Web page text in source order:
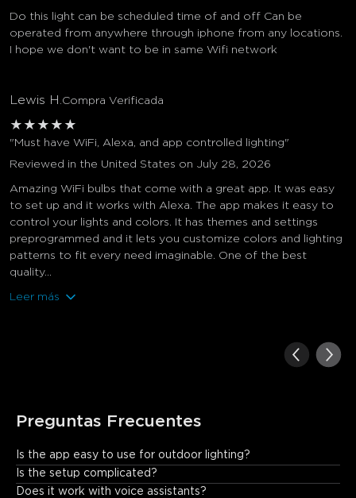
Do this light can be scheduled time of and off Can be
operated from anywhere through iphone from any locations.
I hope we don't want to be in same Wifi network
Lewis H. Compra Verificada
★ ★ ★ ★ ★
"Must have WiFi, Alexa, and app controlled lighting"
Reviewed in the United States on July 28, 2026
Amazing WiFi bulbs that come with a great app. It was easy
to set up and it works with Alexa. The app makes it easy to
control your lights and colors. It has themes and settings
preprogrammed and it lets you customize colors and lighting
patterns to fit every need imaginable. One of the best
quality...
Leer más
Preguntas Frecuentes
Is the app easy to use for outdoor lighting?
Absolutely—Govee Home App automatically detects the bulbs
and provides intuitive controls for seamless customization.
Is the setup complicated?
Does it work with voice assistants?